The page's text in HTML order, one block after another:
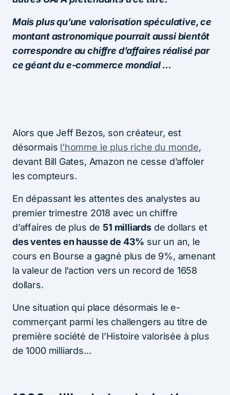
Mais plus qu’une valorisation spéculative, ce
montant astronomique pourrait aussi bientôt
correspondre au chiffre d’affaires réalisé par
ce géant du e-commerce mondial …
Alors que Jeff Bezos, son créateur, est
désormais l’homme le plus riche du monde,
devant Bill Gates, Amazon ne cesse d’affoler
les compteurs.
En dépassant les attentes des analystes au
premier trimestre 2018 avec un chiffre
d’affaires de plus de 51 milliardsde dollars et
des ventes en hausse de 43% sur un an, le
cours en Bourse a gagné plus de 9%, amenant
la valeur de l’action vers un record de 1658
dollars.
Une situation qui place désormais le e-
commerçant parmi les challengers au titre de
première société de l’Histoire valorisée à plus
de 1000 milliards…